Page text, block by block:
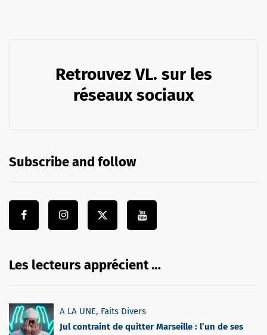
Retrouvez VL. sur les
réseaux sociaux
Subscribe and follow
Les lecteurs apprécient …
A LA UNE, Faits Divers
Jul contraint de quitter Marseille : l’un de ses